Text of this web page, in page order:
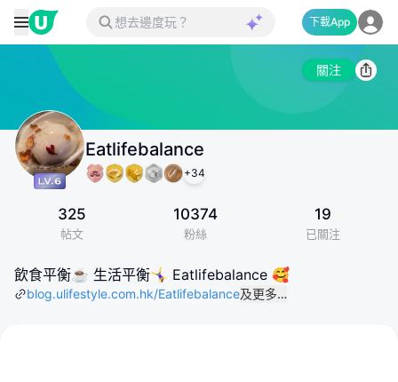
下載App
關注
Eatlifebalance
+34
325
帖文
10374
粉絲
19
已關注
飲食平衡☕️ 生活平衡🤸‍♀️ Eatlifebalance 🥰
blog.ulifestyle.com.hk/Eatlifebalance及更多…